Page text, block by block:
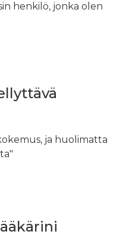
henkilö, jonka olen
ja huolimatta